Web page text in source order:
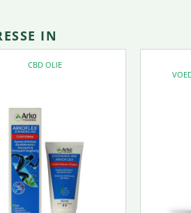
IN
CBD OLIE